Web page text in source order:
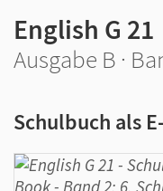
English G 21
Ausgabe B ·
Schulbuch als